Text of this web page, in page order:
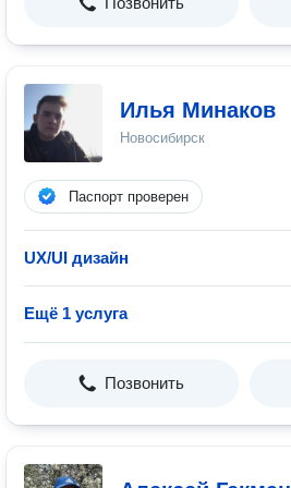
Илья Минаков
Новосибирск
Паспорт проверен
UX/UI дизайн
Ещё 1 услуга
Позвонить